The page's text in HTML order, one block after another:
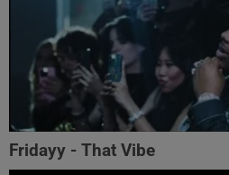
Fridayy - That Vibe